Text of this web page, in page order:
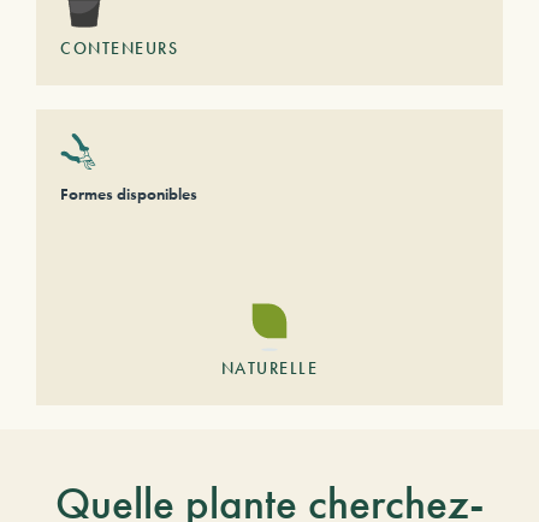
CONTENEURS
Formes disponibles
NATURELLE
Quelle plante cherchez-